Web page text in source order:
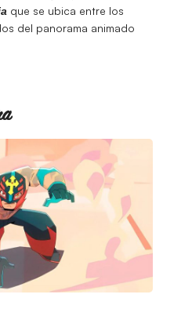
que se ubica entre los
del panorama animado